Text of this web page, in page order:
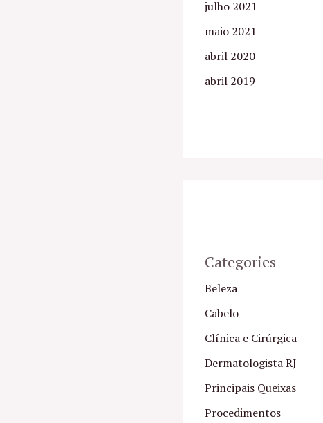
julho 2021
maio 2021
abril 2020
abril 2019
Categories
Beleza
Cabelo
Clínica e Cirúrgica
Dermatologista RJ
Principais Queixas
Procedimentos